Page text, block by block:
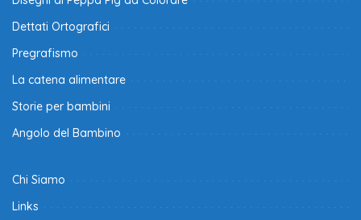
Dettati Ortografici
Pregrafismo
La catena alimentare
Storie per bambini
Angolo del Bambino
Chi Siamo
Links